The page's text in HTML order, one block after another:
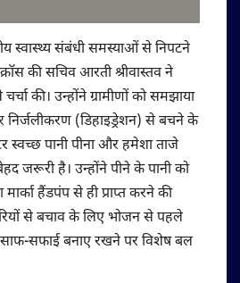
स्वास्थ्य संबंधी समस्याओं से निपटने
की सचिव आरती श्रीवास्तव ने
चर्चा की। उन्होंने ग्रामीणों को समझाया
(डिहाइड्रेशन) से बचने के
स्वच्छ पानी पीना और हमेशा ताजे
जरूरी है। उन्होंने पीने के पानी को
हैंडपंप से ही प्राप्त करने की
से बचाव के लिए भोजन से पहले
साफ-सफाई बनाए रखने पर विशेष बल